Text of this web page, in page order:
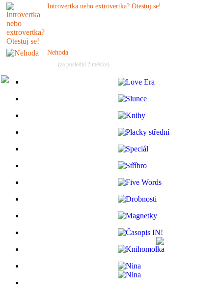
Introvertka nebo extrovertka? Otestuj se!
Nehoda
(za poslední 2 měsíce)